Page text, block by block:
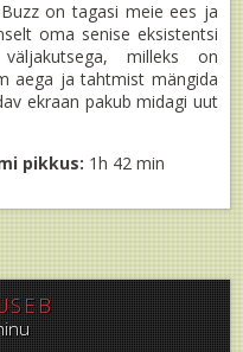
on tagasi meie ees ja
oma senise eksistentsi
milleks on
aega ja tahtmist mängida
ekraan pakub midagi uut
pikkus: 1h 42 min